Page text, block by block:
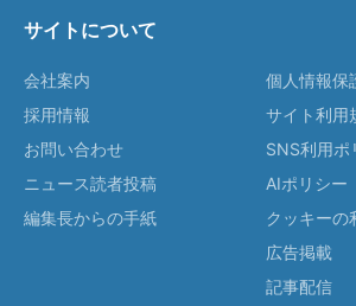
サイトについて
会社案内
採用情報
お問い合わせ
ニュース読者投稿
編集長からの手紙
個人情報保
サイト利用
SNS利用ポ
AIポリシー
クッキーの
広告掲載
記事配信